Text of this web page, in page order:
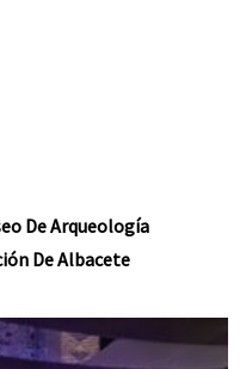
De Arqueología
De Albacete